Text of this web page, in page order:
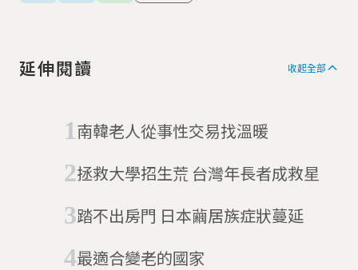
延伸閱讀 收起全部
南韓老人從事性交易找溫暖
拯救大學招生荒 台灣年長者成救星
踏不出房門 日本繭居族症狀蔓延
最適合變老的國家